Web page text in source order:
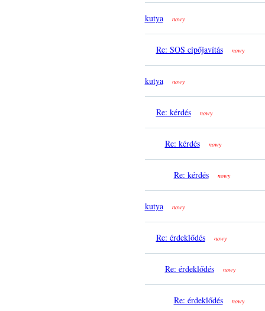
kutya nowy
Re: SOS cipőjavítás nowy
kutya nowy
Re: kérdés nowy
Re: kérdés nowy
Re: kérdés nowy
kutya nowy
Re: érdeklődés nowy
Re: érdeklődés nowy
Re: érdeklődés nowy